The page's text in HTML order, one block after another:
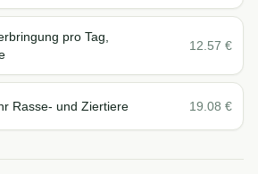
pro Tag,
12.57 €
Rasse- und Ziertiere 19.08 €